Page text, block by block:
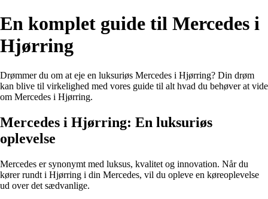
En komplet guide til Mercedes i
Hjørring
Drømmer du om at eje en luksuriøs Mercedes i Hjørring? Din drøm
kan blive til virkelighed med vores guide til alt hvad du behøver at vide
om Mercedes i Hjørring.
Mercedes i Hjørring: En luksuriøs
oplevelse
Mercedes er synonymt med luksus, kvalitet og innovation. Når du
kører rundt i Hjørring i din Mercedes, vil du opleve en køreoplevelse
ud over det sædvanlige.